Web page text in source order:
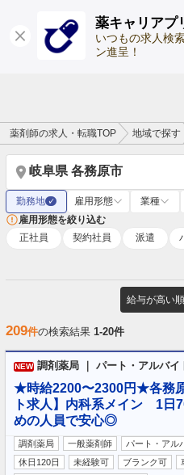
薬キャリアプ
いつもの求人検
ン進呈！
薬剤師の求人・転職TOP 地域で探す
岐阜県 各務原市
勤務地 ✓ 雇用形態 業種
雇用形態を絞り込む
正社員
契約社員 派遣
給与が高い
209件の検索結果 1-20件
NEW 調剤薬局 ｜ パート・アルバイ
★時給2200〜2300円★各務
ト求人】内科系メイン 1日
めの人員で安心◎
調剤薬局 一般薬剤師 パート・アル
休日120日
未経験可 ブランク可